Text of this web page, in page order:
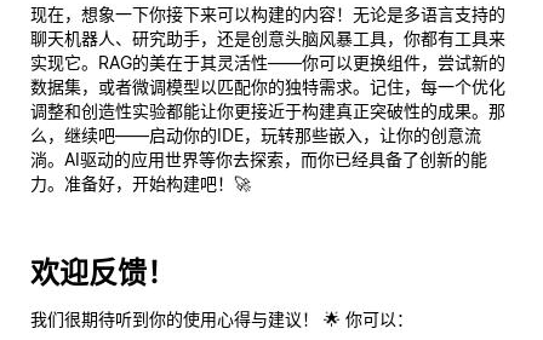
现在，想象一下你接下来可以构建的内容！无论是多语言支持的
聊天机器人、研究助手，还是创意头脑风暴工具，你都有工具来
实现它。RAG的美在于其灵活性——你可以更换组件，尝试新的
数据集，或者微调模型以匹配你的独特需求。记住，每一个优化
调整和创造性实验都能让你更接近于构建真正突破性的成果。那
么，继续吧——启动你的IDE，玩转那些嵌入，让你的创意流
淌。AI驱动的应用世界等你去探索，而你已经具备了创新的能
力。准备好，开始构建吧！🚀
欢迎反馈！
我们很期待听到你的使用心得与建议！ 🌟 你可以：